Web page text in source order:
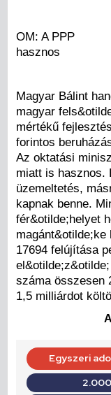
OM: A PPP
hasznos
Magyar Bálint
magyar
mértékű
forintos
Az oktatási
miatt is hasznos.
üzemeltetés,
kapnak benne.
fér&otilde;helyet
17694 felújítása
száma összesen
1,5 milliárdot